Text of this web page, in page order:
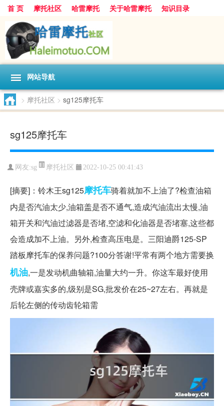
首 页 摩托社区 哈雷摩托 关于哈雷摩托 知识目录
网站导航
> 摩托社区 > sg125摩托车
sg125摩托车
网友:sg 摩托社区 2022-10-25 00:41:43
[摘要]：铃木王sg125摩托车骑着就加不上油了?检查油箱
内是否汽油太少,油箱盖是否不通气,造成汽油流出太慢,油
箱开关和汽油过滤器是否堵,空滤和化油器是否堵塞,这些都
会造成加不上油。另外,检查高压电是。三阳迪爵125-SP
踏板摩托车的保养问题?100分答谢!平常有两个地方需要换
机油,一是发动机曲轴箱,油量大约一升。你这车最好使用
壳牌或嘉实多的,级别是SG,批发价在25~27左右。再就是
后轮左侧的传动齿轮箱需